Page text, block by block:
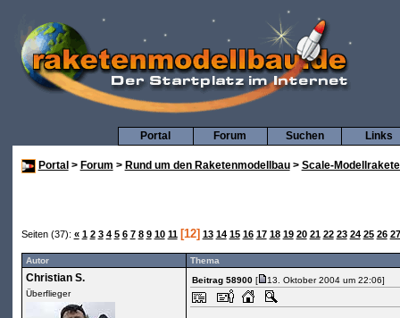
Links
Suchen
Forum
Portal
Portal > Forum > Rund um den Raketenmodellbau> Scale-
Seiten (37): « 1 2 3 4 5 6 7 8 9 10 11 [12] 13 14 15 16 17 18 19 20 21 22 23 24 25 26 27
Autor Thema
Christian S.
Überflieger
Beitrag 58900[ 13. Oktober 2004 um 22:06]